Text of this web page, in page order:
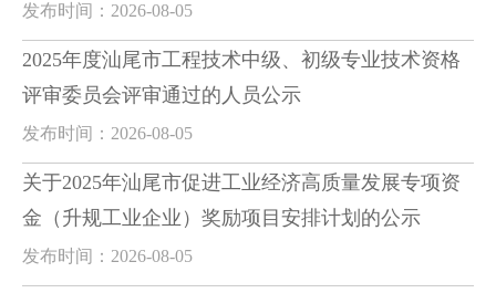
发布时间：2026-08-05
2025年度汕尾市工程技术中级、初级专业技术资格
评审委员会评审通过的人员公示
发布时间：2026-08-05
关于2025年汕尾市促进工业经济高质量发展专项资
金（升规工业企业）奖励项目安排计划的公示
发布时间：2026-08-05